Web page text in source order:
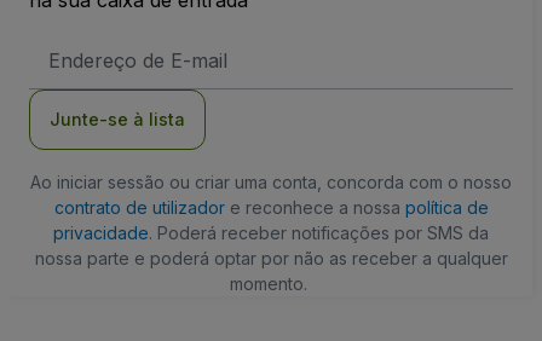
de
Junte-se à lista
Ao iniciar sessão ou criar uma conta, concorda com o nosso
contrato de utilizadore reconhece a nossa política de
privacidade. Poderá receber notificações por SMS da
nossa parte e poderá optar por não as receber a qualquer
momento.